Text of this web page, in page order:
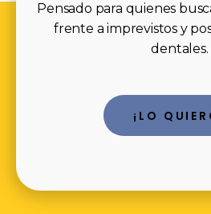
Pensado para quienes
frente a imprevistos y
dentales.
¡LO